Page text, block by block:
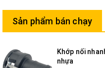
Sản phẩm bán chạy
Khớp nối
nhựa